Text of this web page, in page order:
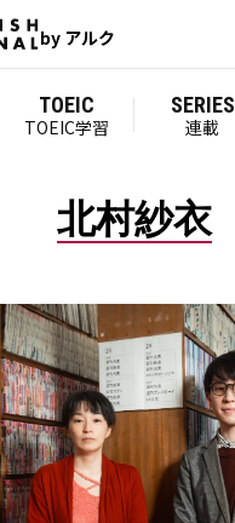
by アルク
TOEIC
TOEIC学習
SERIES
連載
北村紗衣